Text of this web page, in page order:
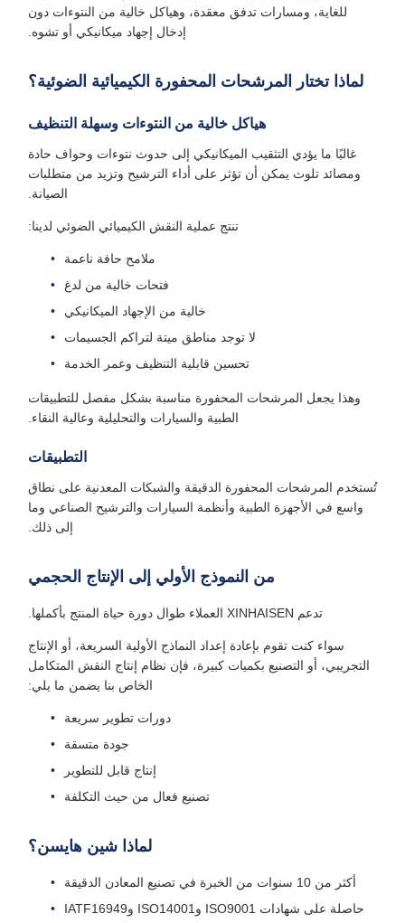
للغاية، ومسارات تدفق معقدة، وهياكل خالية من النتوءات دون
إدخال إجهاد ميكانيكي أو تشوه.
لماذا تختار المرشحات المحفورة الكيميائية الضوئية؟
هياكل خالية من النتوءات وسهلة التنظيف
غالبًا ما يؤدي التثقيب الميكانيكي إلى حدوث نتوءات وحواف حادة
ومصائد تلوث يمكن أن تؤثر على أداء الترشيح وتزيد من متطلبات
الصيانة.
تنتج عملية النقش الكيميائي الضوئي لدينا:
ملامح حافة ناعمة
فتحات خالية من لدغ
خالية من الإجهاد الميكانيكي
لا توجد مناطق ميتة لتراكم الجسيمات
تحسين قابلية التنظيف وعمر الخدمة
وهذا يجعل المرشحات المحفورة مناسبة بشكل مفصل للتطبيقات
الطبية والسيارات والتحليلية وعالية النقاء.
التطبيقات
تُستخدم المرشحات المحفورة الدقيقة والشبكات المعدنية على نطاق
واسع في الأجهزة الطبية وأنظمة السيارات والترشيح الصناعي وما
إلى ذلك.
من النموذج الأولي إلى الإنتاج الحجمي
سواء كنت تقوم بإعادة إعداد النماذج الأولية السريعة، أو الإنتاج
التجريبي، أو التصنيع بكميات كبيرة، فإن نظام إنتاج النقش المتكامل
الخاص بنا يضمن ما يلي:
دورات تطوير سريعة
جودة متسقة
إنتاج قابل للتطوير
تصنيع فعال من حيث التكلفة
لماذا شين هايسن؟
أكثر من 10 سنوات من الخبرة في تصنيع المعادن الدقيقة
حاصلة على شهادات ISO9001 وISO14001 وIATF16949